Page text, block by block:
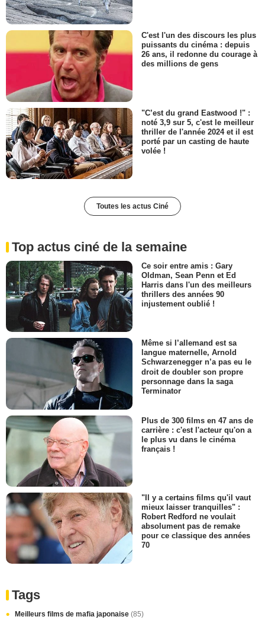
C'est l'un des discours les plus
puissants du cinéma : depuis
26 ans, il redonne du courage à
des millions de gens
"C’est du grand Eastwood !" :
noté 3,9 sur 5, c'est le meilleur
thriller de l'année 2024 et il est
porté par un casting de haute
volée !
Toutes les actus Ciné
Top actus ciné de la semaine
Ce soir entre amis : Gary
Oldman, Sean Penn et Ed
Harris dans l'un des meilleurs
thrillers des années 90
injustement oublié !
Même si l’allemand est sa
langue maternelle, Arnold
Schwarzenegger n’a pas eu le
droit de doubler son propre
personnage dans la saga
Terminator
Plus de 300 films en 47 ans de
carrière : c'est l'acteur qu'on a
le plus vu dans le cinéma
français !
"Il y a certains films qu'il vaut
mieux laisser tranquilles" :
Robert Redford ne voulait
absolument pas de remake
pour ce classique des années
70
Tags
Meilleurs films de mafia japonaise (85)